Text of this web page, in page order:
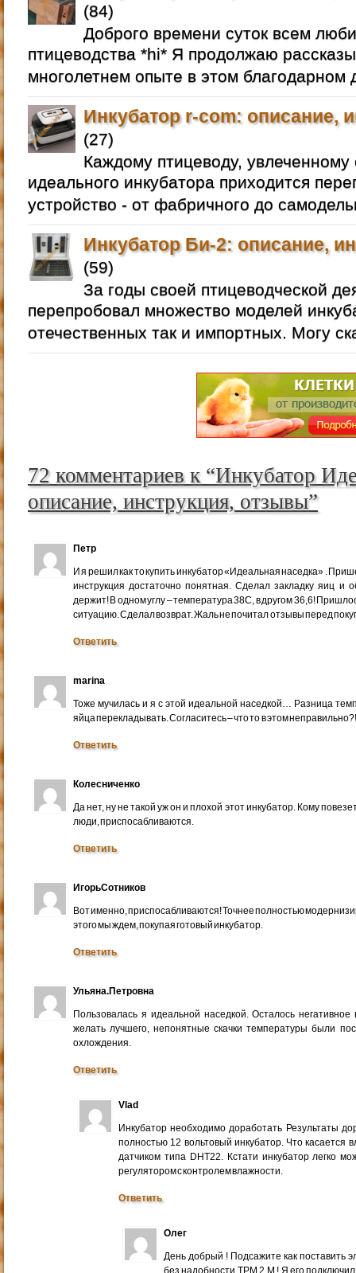
(84)
Доброго времени суток всем
птицеводства *hi* Я продолжаю
многолетнем опыте в этом
Инкубатор r-com: описание,
(27)
Каждому птицеводу,
идеального инкубатора приходится
устройство - от фабричного до
Инкубатор Би-2: описание,
(59)
За годы своей птицеводческой
перепробовал множество моделей
отечественных так и импортных. Могу
72 комментариев к “Инкубатор
описание, инструкция, отзывы”
Петр
И я решил как то купить инкубатор «Идеальная наседка» .
инструкция достаточно понятная. Сделал закладку яиц и
держит! В одном углу – температура 38С, в другом 36,6!
ситуацию. Сделал возврат. Жаль не почитал отзывы перед
Ответить
marina
Тоже мучилась и я с этой идеальной наседкой… Разница
яйца перекладывать. Согласитесь – что то в этом неправильно?!
Ответить
Колесниченко
Да нет, ну не такой уж он и плохой этот инкубатор. Кому
люди, приспосабливаются.
Ответить
ИгорьСотников
Вот именно, приспосабливаются! Точнее полностью
этого мы ждем, покупая готовый инкубатор.
Ответить
Ульяна.Петровна
Пользовалась я идеальной наседкой. Осталось
желать лучшего, непонятные скачки температуры были
охлождения.
Ответить
Vlad
Инкубатор необходимо доработать Результаты
полностью 12 вольтовый инкубатор. Что касается
датчиком типа DHT22. Кстати инкубатор легко
регулятором с контролем влажности.
Ответить
Олег
День добрый ! Подсажите как поставить